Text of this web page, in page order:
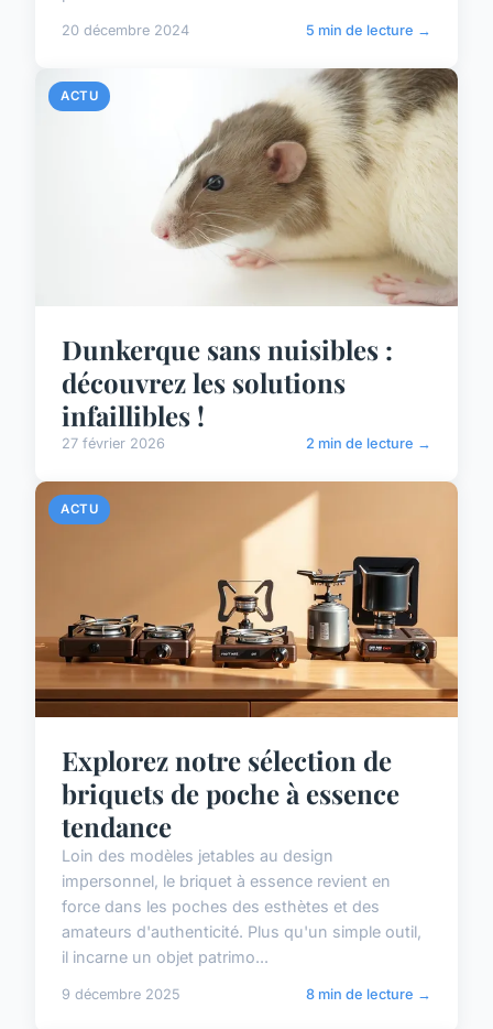
20 décembre 2024 5 min de lecture →
ACTU
Dunkerque sans nuisibles :
découvrez les solutions
infaillibles !
27 février 2026 2 min de lecture →
ACTU
Explorez notre sélection de
briquets de poche à essence
tendance
Loin des modèles jetables au design
impersonnel, le briquet à essence revient en
force dans les poches des esthètes et des
amateurs d'authenticité. Plus qu'un simple outil,
il incarne un objet patrimo...
9 décembre 2025 8 min de lecture →